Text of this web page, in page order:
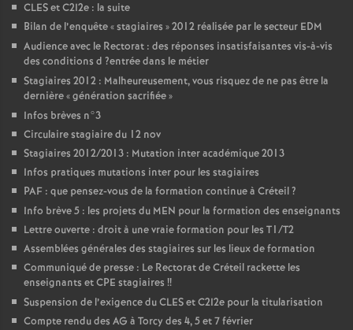
CLESet C2I2e : la suite
Bilan de l’enquête «stagiaires » 2012 réalisée par le secteur EDM
Audience avec le Rectorat : des réponses insatisfaisantes vis-à-vis
des conditions d ?entrée dans le métier
Stagiaires 2012 : Malheureusement, vous risquez de ne pas être la
dernière «génération sacrifiée»
Infos brèves n°3
Circulaire stagiaire du 12 nov
Stagiaires 2012/2013 : Mutation inter académique 2013
Infos pratiques mutations inter pour les stagiaires
PAF : que pensez-vous de la formation continue à Créteil?
Info brève 5 : les projets du MEN pour la formation des enseignants
Lettre ouverte : droit à une vraie formation pour les T1/T2
Assemblées générales des stagiaires sur les lieux de formation
Communiqué de presse : Le Rectorat de Créteil rackette les
enseignants etCPE stagiaires !!
Suspension de l’exigence duCLESet C2I2e pour la titularisation
Compte rendu des AG à Torcy des 4, 5 et 7 février